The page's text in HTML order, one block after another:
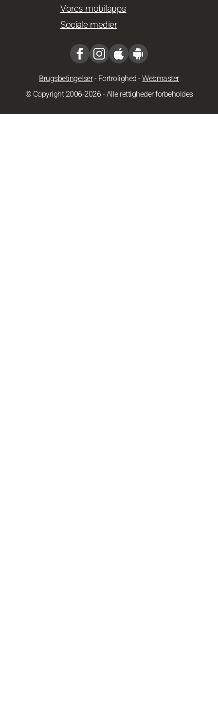
Vores mobilapps
Sociale medier
Brugsbetingelser- Fortrolighed-Webmaster
© Copyright 2006-2026 - Alle rettigheder forbeholdes